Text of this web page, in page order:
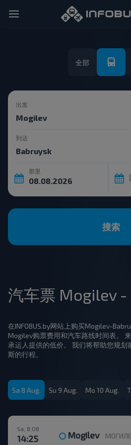
全部
出发
到达
那里
搜索
汽车票 Mogilev -
在INFOBUS.by网站上购买Mogilev-
Mogilev购票费用和汽车路线时间表。
承运人提供的低价。 我们将帮助您规
斯的行程。
Sa 8 Aug. Su 9 Aug. Mo 10 Aug.
Sa, 8.08
14:25 Mogilev МОГИЛЕВ АВ,